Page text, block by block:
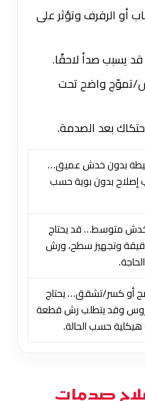
أو الرفرف وتؤثر على
يسبب صدأ لاحقًا.
تموّج واضح تحت
بعد الصدمة.
بدون خدش عميق…
إصلاح بدون بوية حسب
متوسط… قد يحتاج
وتجهيز سطح، ورش
أو كسر/تشقق… يحتاج
وقد يتطلب رش قطعة
حسب الحالة.
صدمات